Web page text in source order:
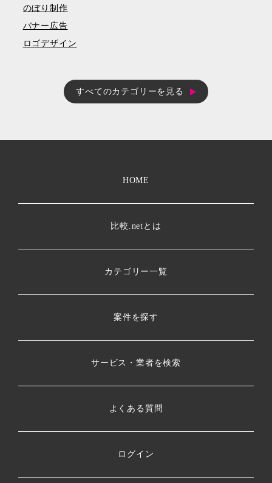
のぼり制作
バナー広告
ロゴデザイン
すべてのカテゴリーを見る
HOME
比較.netとは
カテゴリー一覧
案件を探す
サービス・業者を検索
よくある質問
ログイン